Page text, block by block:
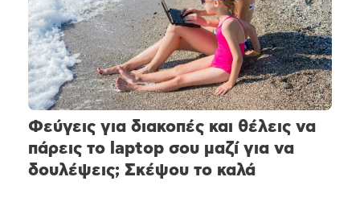
Φεύγεις για διακοπές και θέλεις να
πάρεις το laptop σου μαζί για να
δουλέψεις; Σκέψου το καλά